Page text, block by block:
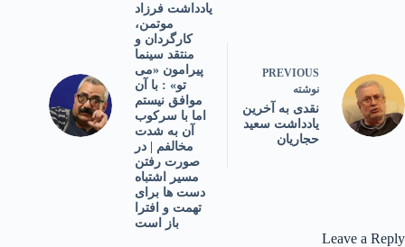
PREVIOUS
نوشته
نقدی به آخرین
یادداشت سعید
حجاریان
یادداشت فرزاد
موتمن،
کارگردان و
منتقد سینما
پیرامون «می
تو» : با آن
موافق نیستم
اما با سرکوب
آن به شدت
مخالفم | در
صورت رفتن
مسیر اشتباه
دست ها برای
تهمت و افترا
باز است
Leave a Reply